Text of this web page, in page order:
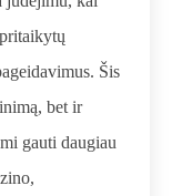
Šis
bet ir
gauti daugiau